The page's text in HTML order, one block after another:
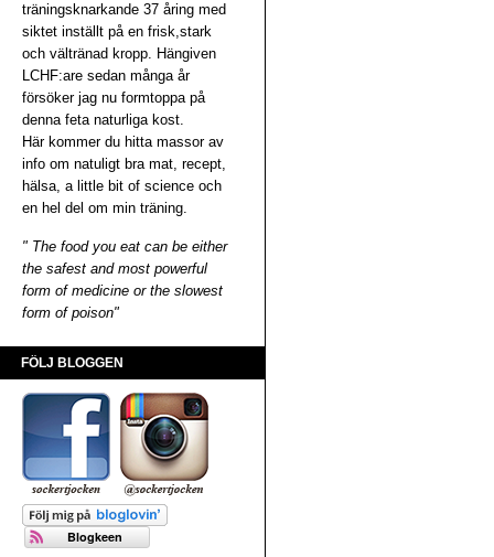
träningsknarkande 37 åring med
siktet inställt på en frisk,stark
och vältränad kropp. Hängiven
LCHF:are sedan många år
försöker jag nu formtoppa på
denna feta naturliga kost.
Här kommer du hitta massor av
info om natuligt bra mat, recept,
hälsa, a little bit of science och
en hel del om min träning.
" The food you eat can be either
the safest and most powerful
form of medicine or the slowest
form of poison"
FÖLJ BLOGGEN